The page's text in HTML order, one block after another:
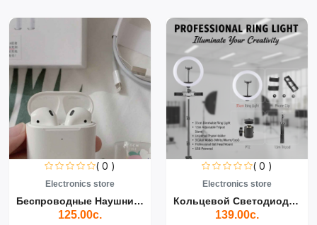
( 0 )
Electronics store
Беспроводные Наушники Air...
125.00с.
( 0 )
Electronics store
Кольцевой Светодиодный Св...
139.00с.